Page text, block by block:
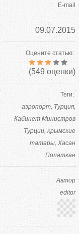
E-mail
09.07.2015
Оцените статью:
(549 оценки)
Теги:
аэропорт Турция
Кабинет Министров
Турции крымские
татары Хасан
Полаткан
Автор
editor